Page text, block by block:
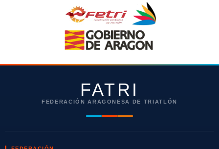
FATRI
FEDERACIÓN ARAGONESA DE TRIATLÓN